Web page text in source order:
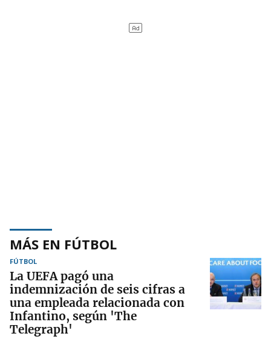
MÁS EN FÚTBOL
FÚTBOL
La UEFA pagó una
indemnización de seis cifras a
una empleada relacionada con
Infantino, según 'The
Telegraph'